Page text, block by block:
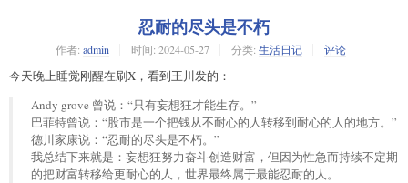
忍耐的尽头是不朽
作者: admin 时间: 2024-05-27 分类: 生活日记 评论
今天晚上睡觉刚醒在刷X，看到王川发的：
Andy grove 曾说：“只有妄想狂才能生存。”
巴菲特曾说：“股市是一个把钱从不耐心的人转移到耐心的人的地方。”
德川家康说：“忍耐的尽头是不朽。”
我总结下来就是：妄想狂努力奋斗创造财富，但因为性急而持续不定期
的把财富转移给更耐心的人，世界最终属于最能忍耐的人。